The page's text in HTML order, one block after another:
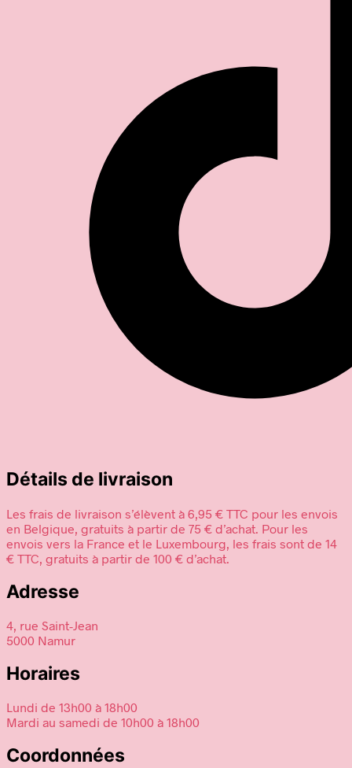
Détails de livraison
Les frais de livraison s’élèvent à 6,95 € TTC pour les envois
en Belgique, gratuits à partir de 75 € d’achat. Pour les
envois vers la France et le Luxembourg, les frais sont de 14
€ TTC, gratuits à partir de 100 € d’achat.
Adresse
4, rue Saint-Jean
5000 Namur
Horaires
Lundi de 13h00 à 18h00
Mardi au samedi de 10h00 à 18h00
Coordonnées